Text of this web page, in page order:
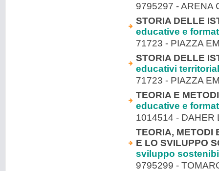
9795297 - ARENA
STORIA DELLE
educative e
71723 - PIAZZA
STORIA DELLE
educativi
71723 - PIAZZA
TEORIA E
educative e
1014514 - DAHER
TEORIA, METODI
E LO SVILUPPO
sviluppo
9795299 -